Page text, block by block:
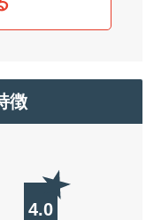
徴
4.0